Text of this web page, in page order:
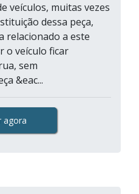
veículos, muitas vezes
dessa peça,
relacionado a este
o veículo ficar
sem
&eac...
agora